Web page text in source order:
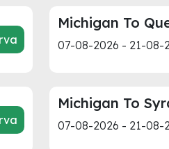
Michigan To
07-08-2026 - 21-08-
Michigan To
07-08-2026 - 21-08-